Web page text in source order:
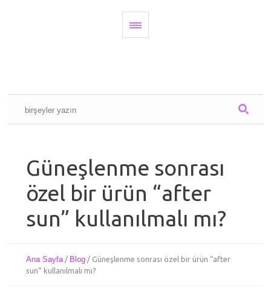
Güneşlenme sonrası
özel bir ürün “after
sun” kullanılmalı mı?
Ana Sayfa / Blog / Güneşlenme sonrası özel bir ürün “after
sun” kullanılmalı mı?